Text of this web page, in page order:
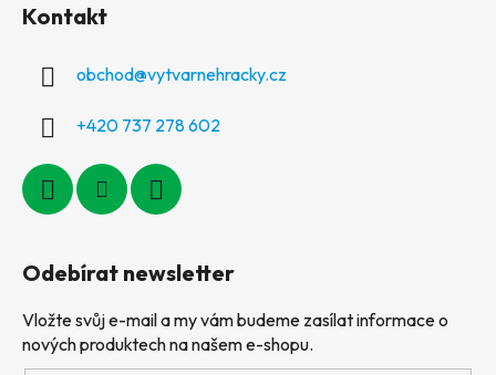
Kontakt
obchod@vytvarnehracky.cz
+420 737 278 602
Odebírat newsletter
Vložte svůj e-mail a my vám budeme zasílat informace o
nových produktech na našem e-shopu.